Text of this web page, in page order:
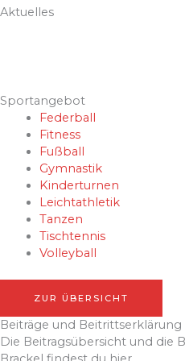
Aktuelles
Sportangebot
Federball
Fitness
Fußball
Gymnastik
Kinderturnen
Leichtathletik
Tanzen
Tischtennis
Volleyball
ZUR ÜBERSICHT
Beiträge und Beitrittserklärung
Die Beitragsübersicht und die